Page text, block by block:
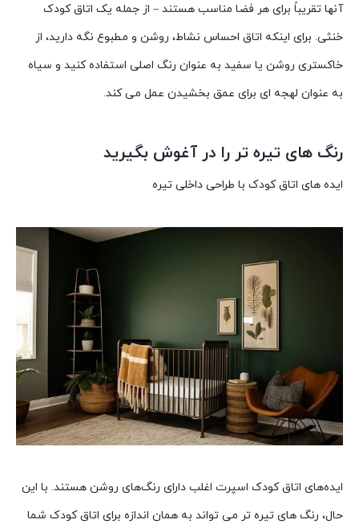
آنها تقریباً برای هر فضا مناسب هستند – از جمله یک اتاق کودک
خنثی. برای اینکه اتاق احساس نشاط، روشن و مطبوع نگه دارید، از
خاکستری روشن یا سفید به عنوان رنگ اصلی استفاده کنید و سیاه
به عنوان لهجه ای برای عمق بخشیدن عمل می کند.
رنگ های تیره تر را در آغوش بگیرید
ایده های اتاق کودک با طراحی داخلی تیره
ایده‌های اتاق کودک اسپرت اغلب دارای رنگ‌های روشن هستند. با این
حال، رنگ های تیره تر می تواند به همان اندازه برای اتاق کودک شما